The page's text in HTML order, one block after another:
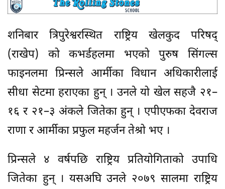
शनिबार त्रिपुरेश्वरस्थित राष्ट्रिय खेलकुद परिषद्
(राखेप) को कभर्डहलमा भएको पुरुष सिंगल्स
फाइनलमा प्रिन्सले आर्मीका विधान अधिकारीलाई
सीधा सेटमा हराएका हुन् । उनले यो खेल सहजै २१–
१६ र २१–३ अंकले जितेका हुन् । एपीएफका देवराज
राणा र आर्मीका प्रफुल महर्जन तेश्रो भए ।
प्रिन्सले ४ वर्षपछि राष्ट्रिय प्रतियोगिताको उपाधि
जितेका हुन् । यसअघि उनले २०७९ सालमा राष्ट्रिय